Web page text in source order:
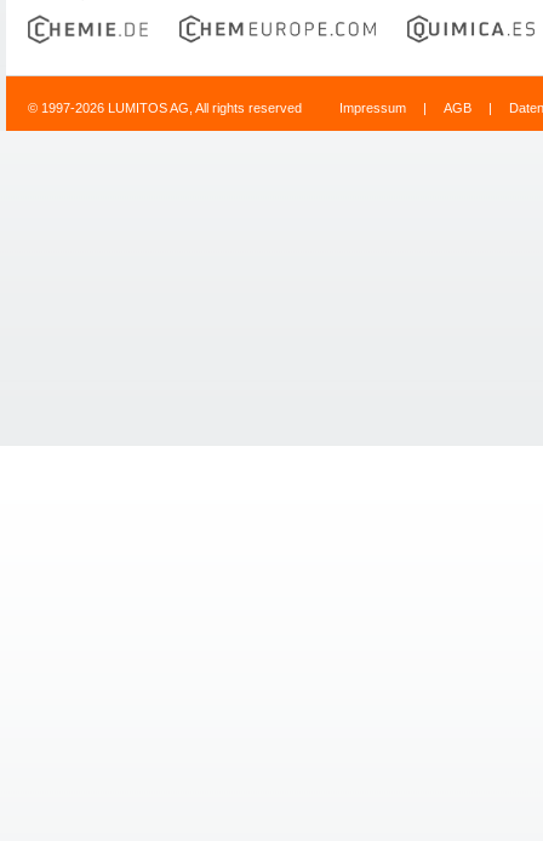
© 1997-2026 LUMITOS AG, All rights reserved Impressum | AGB |